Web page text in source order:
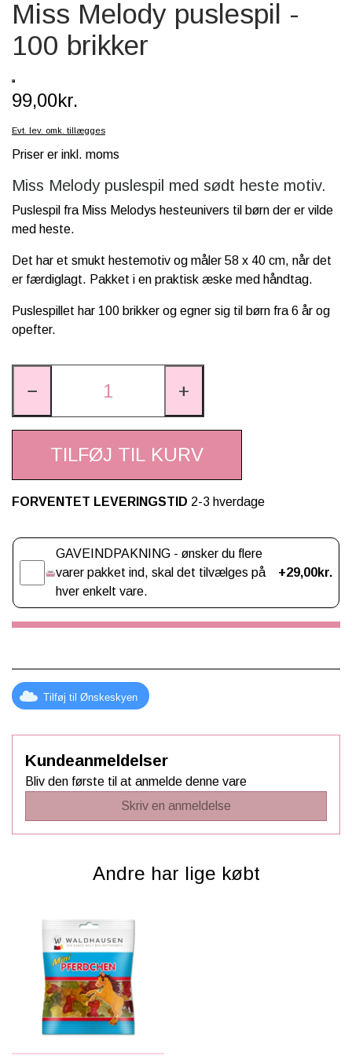
SCHLEICH® HEST & TILBEHØR
SKOLE, KREA & TILBEHØR
Miss Melody puslespil -
100 brikker
99,00kr.
Evt. lev. omk. tillægges
Priser er inkl. moms
Miss Melody puslespil med sødt heste motiv.
Puslespil fra Miss Melodys hesteunivers til børn der er vilde
med heste.
Det har et smukt hestemotiv og måler 58 x 40 cm, når det
er færdiglagt. Pakket i en praktisk æske med håndtag.
Puslespillet har 100 brikker og egner sig til børn fra 6 år og
opefter.
− +
TILFØJ TIL KURV
FORVENTET LEVERINGSTID 2-3 hverdage
GAVEINDPAKNING - ønsker du flere
varer pakket ind, skal det tilvælges på
hver enkelt vare.
+29,00kr.
Tilføj til Ønskeskyen
Kundeanmeldelser
Bliv den første til at anmelde denne vare
Skriv en anmeldelse
Andre har lige købt